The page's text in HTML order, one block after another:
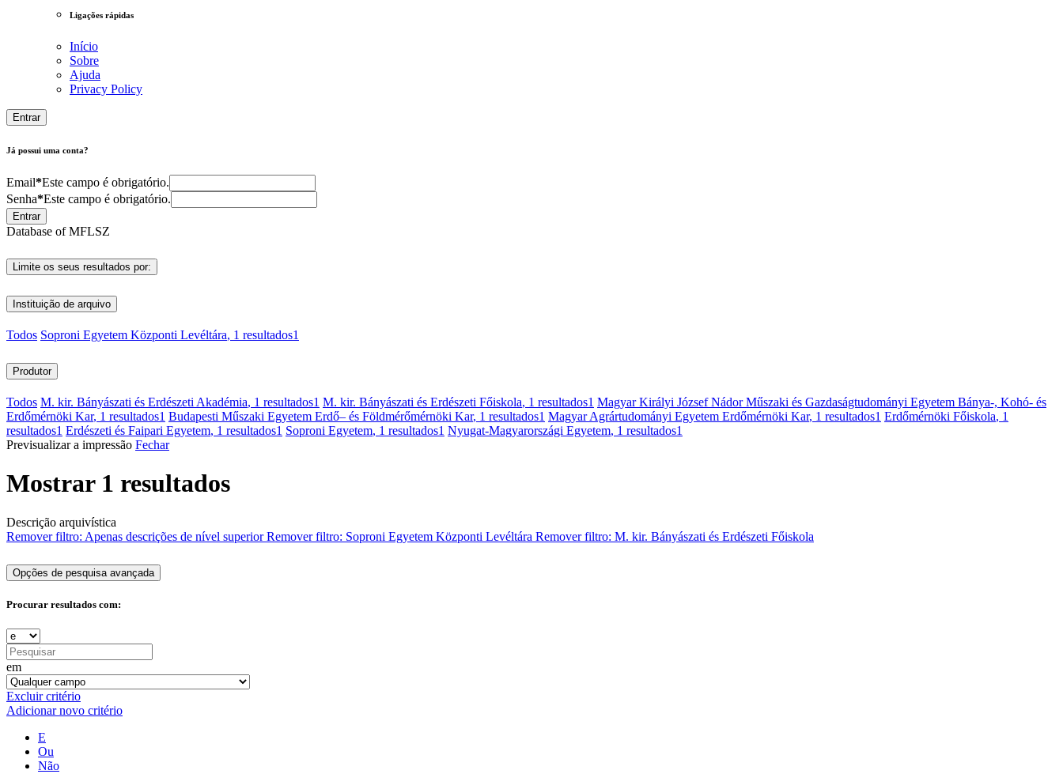
Ligações rápidas
Início
Sobre
Ajuda
Privacy Policy
Entrar
Já possui uma conta?
Email*Este campo é obrigatório.
Senha*Este campo é obrigatório.
Entrar
Database of MFLSZ
Limite os seus resultados por:
Instituição de arquivo
Todos Soproni Egyetem Központi Levéltára, 1 resultados1
Produtor
Todos M. kir. Bányászati és Erdészeti Akadémia, 1 resultados1 M. kir. Bányászati és Erdészeti Főiskola, 1 resultados1 Magyar Királyi József Nádor Műszaki és Gazdaságtudományi Egyetem Bánya-, Kohó- és
Erdőmérnöki Kar, 1 resultados1 Budapesti Műszaki Egyetem Erdő– és Földmérőmérnöki Kar, 1 resultados1 Magyar Agrártudományi Egyetem Erdőmérnöki Kar, 1 resultados1 Erdőmérnöki Főiskola, 1
resultados1 Erdészeti és Faipari Egyetem, 1 resultados1 Soproni Egyetem, 1 resultados1 Nyugat-Magyarországi Egyetem, 1 resultados1
Previsualizar a impressão Fechar
Mostrar 1 resultados
Descrição arquivística
Remover filtro: Apenas descrições de nível superiorRemover filtro: Soproni Egyetem Központi Levéltára Remover filtro: M. kir. Bányászati és Erdészeti Főiskola
Opções de pesquisa avançada
Procurar resultados com:
em
Excluir critério
Adicionar novo critério
E
Ou
Não